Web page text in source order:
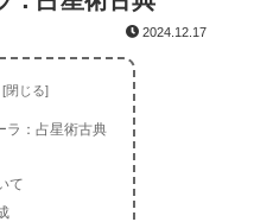
2024.12.17
ラ：占星術古典
て